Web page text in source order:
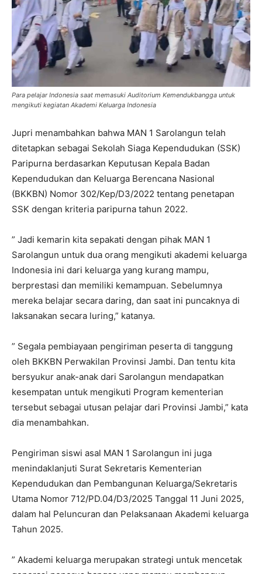
Para pelajar Indonesia saat memasuki Auditorium Kemendukbangga untuk
mengikuti kegiatan Akademi Keluarga Indonesia
Jupri menambahkan bahwa MAN 1 Sarolangun telah
ditetapkan sebagai Sekolah Siaga Kependudukan (SSK)
Paripurna berdasarkan Keputusan Kepala Badan
Kependudukan dan Keluarga Berencana Nasional
(BKKBN) Nomor 302/Kep/D3/2022 tentang penetapan
SSK dengan kriteria paripurna tahun 2022.
” Jadi kemarin kita sepakati dengan pihak MAN 1
Sarolangun untuk dua orang mengikuti akademi keluarga
Indonesia ini dari keluarga yang kurang mampu,
berprestasi dan memiliki kemampuan. Sebelumnya
mereka belajar secara daring, dan saat ini puncaknya di
laksanakan secara luring,” katanya.
” Segala pembiayaan pengiriman peserta di tanggung
oleh BKKBN Perwakilan Provinsi Jambi. Dan tentu kita
bersyukur anak-anak dari Sarolangun mendapatkan
kesempatan untuk mengikuti Program kementerian
tersebut sebagai utusan pelajar dari Provinsi Jambi,” kata
dia menambahkan.
Pengiriman siswi asal MAN 1 Sarolangun ini juga
menindaklanjuti Surat Sekretaris Kementerian
Kependudukan dan Pembangunan Keluarga/Sekretaris
Utama Nomor 712/PD.04/D3/2025 Tanggal 11 Juni 2025,
dalam hal Peluncuran dan Pelaksanaan Akademi keluarga
Tahun 2025.
” Akademi keluarga merupakan strategi untuk mencetak